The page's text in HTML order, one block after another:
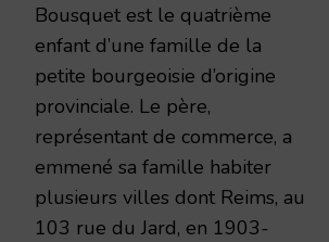
Bousquet est le quatrième
enfant d’une famille de la
petite bourgeoisie d’origine
provinciale. Le père,
représentant de commerce, a
emmené sa famille habiter
plusieurs villes dont Reims, au
103 rue du Jard, en 1903-